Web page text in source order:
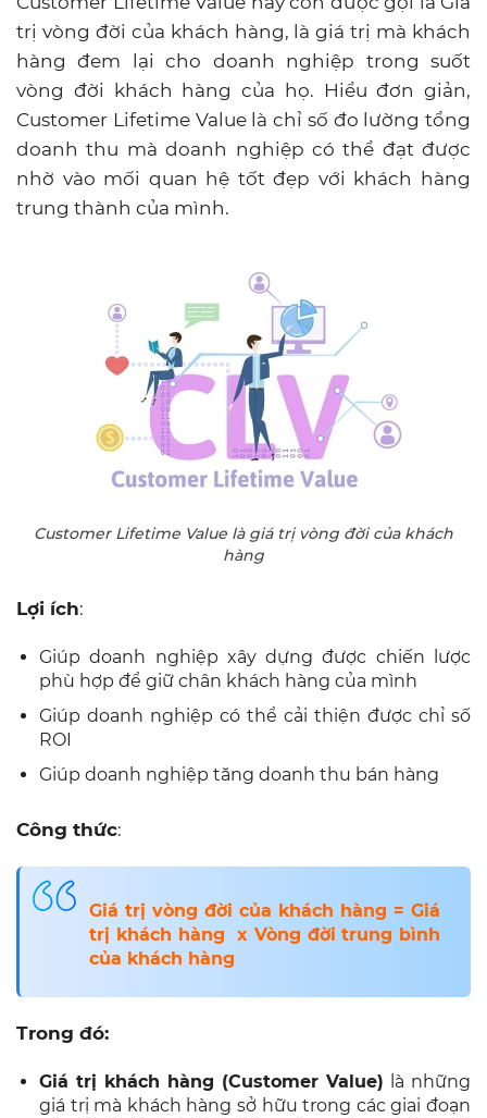
Customer Lifetime Value là giá trị vòng đời của khách
hàng
Giúp doanh nghiệp xây dựng được chiến lược
phù hợp để giữ chân khách hàng của mình
Giúp doanh nghiệp có thể cải thiện được chỉ số
Giúp doanh nghiệp tăng doanh thu bán hàng
Công thức
Giá trị vòng đời của khách hàng = Giá
trị khách hàng x Vòng đời trung bình
giá trị mà khách hàng sở hữu trong các giai đoạn
của hành trình khách hàng, bao gồm những lợi
ích mà sản phẩm/dịch vụ của doanh nghiệp đem
lại như công dụng, tính năng, độ bền, cùng với
khách hàng tốt, chăm sóc khách hàng sau khi
mua,…
Customer Lifespan)là khoảng thời gian một
người là khách hàng của doanh nghiệp.